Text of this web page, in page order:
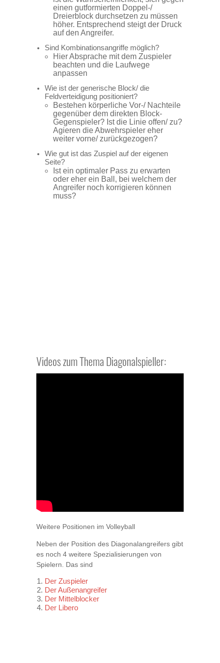
einen gutformierten Doppel-/
Dreierblock durchsetzen zu müssen
höher. Entsprechend steigt der Druck
auf den Angreifer.
Sind Kombinationsangriffe möglich?
Hier Absprache mit dem Zuspieler
beachten und die Laufwege
anpassen
Wie ist der generische Block/ die
Feldverteidigung positioniert?
Bestehen körperliche Vor-/ Nachteile
gegenüber dem direkten Block-
Gegenspieler? Ist die Linie offen/ zu?
Agieren die Abwehrspieler eher
weiter vorne/ zurückgezogen?
Wie gut ist das Zuspiel auf der eigenen
Seite?
Ist ein optimaler Pass zu erwarten
oder eher ein Ball, bei welchem der
Angreifer noch korrigieren können
muss?
Videos zum Thema Diagonalspieller:
Weitere Positionen im Volleyball
Neben der Position des Diagonalangreifers gibt
es noch 4 weitere Spezialisierungen von
Spielern. Das sind
Der Zuspieler
Der Außenangreifer
Der Mittelblocker
Der Libero